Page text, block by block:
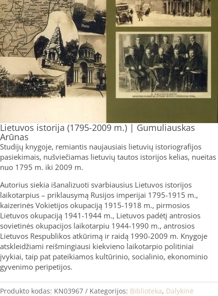
Lietuvos istorija (1795-2009 m.) | Gumuliauskas
Arūnas
Studijų knygoje, remiantis naujausiais lietuvių istoriografijos
pasiekimais, nušviečiamas lietuvių tautos istorijos kelias, nueitas
nuo 1795 m. iki 2009 m.
Autorius siekia išanalizuoti svarbiausius Lietuvos istorijos
laikotarpius – priklausymą Rusijos imperijai 1795-1915 m.,
kaizerinės Vokietijos okupaciją 1915-1918 m., pirmosios
Lietuvos okupaciją 1941-1944 m., Lietuvos padėtį antrosios
sovietinės okupacijos laikotarpiu 1944-1990 m., antrosios
Lietuvos Respublikos atkūrimą ir raidą 1990-2009 m. Knygoje
atskleidžiami reišmingiausi kiekvieno laikotarpio politiniai
įvykiai, taip pat pateikiamos kultūrinio, socialinio, ekonominio
gyvenimo peripetijos.
Produkto kodas: KN03967 Kategorijos: Biblioteka, Dalykinė